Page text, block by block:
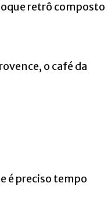
retrô composto
o café da
é preciso tempo